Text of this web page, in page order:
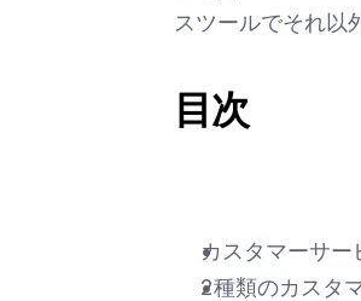
スツールでそれ以
目次
カスタマーサー
2種類のカスタ